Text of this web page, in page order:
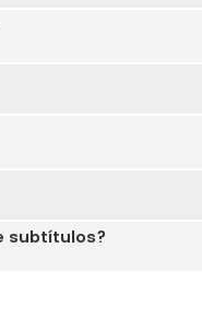
subtítulos?